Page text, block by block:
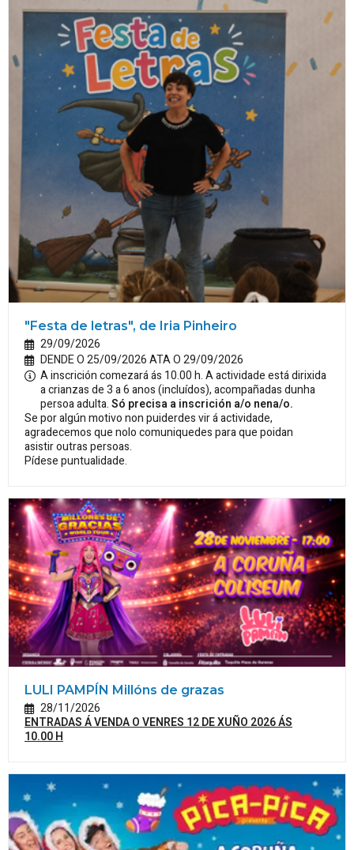
"Festa de letras", de Iria Pinheiro
29/09/2026
DENDE O 25/09/2026 ATA O 29/09/2026
A inscrición comezará ás 10.00 h. A actividade está dirixida
a crianzas de 3 a 6 anos (incluídos), acompañadas dunha
persoa adulta.Só precisa a inscrición a/o nena/o.
Se por algún motivo non puiderdes vir á actividade,
agradecemos que nolo comuniquedes para que poidan
asistir outras persoas.
Pídese puntualidade.
LULI PAMPÍN Millóns de grazas
28/11/2026
ENTRADAS Á VENDA O VENRES 12 DE XUÑO 2026 ÁS
10.00 H